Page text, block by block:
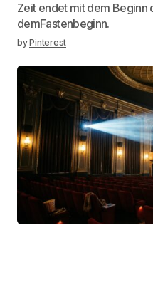
Zeit endet mit dem
demFastenbeginn.
byPinterest